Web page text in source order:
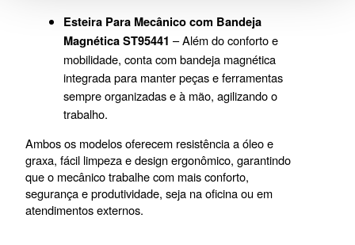
Esteira Para Mecânico com Bandeja
Magnética ST95441 – Além do conforto e
mobilidade, conta com bandeja magnética
integrada para manter peças e ferramentas
sempre organizadas e à mão, agilizando o
trabalho.
Ambos os modelos oferecem resistência a óleo e
graxa, fácil limpeza e design ergonômico, garantindo
que o mecânico trabalhe com mais conforto,
segurança e produtividade, seja na oficina ou em
atendimentos externos.